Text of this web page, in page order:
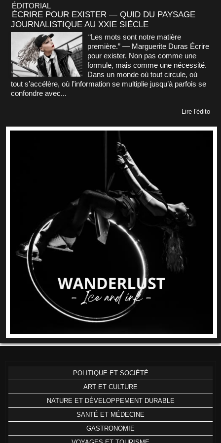
ÉDITORIAL
ÉCRIRE POUR EXISTER — QUID DU PAYSAGE
JOURNALISTIQUE AU XXIE SIÈCLE
“Les mots sont notre matière
première.” — Marguerite Duras Écrire
pour exister. Non pas comme une
formule, mais comme une nécessité.
Dans un monde où tout circule, où
tout s’accélère, où l’information se multiplie jusqu’à parfois se
confondre avec...
Lire l'édito
POLITIQUE ET SOCIÉTÉ
ART ET CULTURE
NATURE ET DÉVELOPPEMENT DURABLE
SANTÉ ET MÉDECINE
GASTRONOMIE